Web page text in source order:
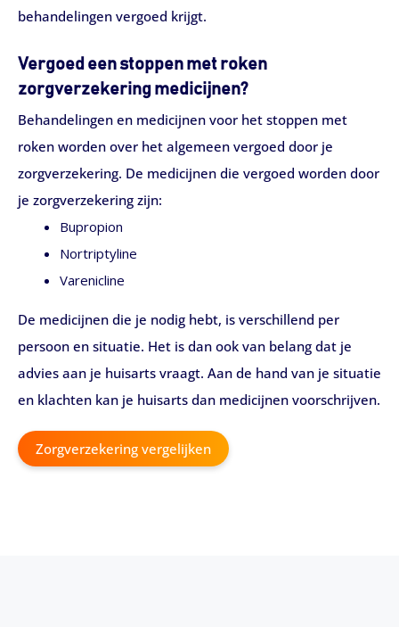
behandelingen vergoed krijgt.
Vergoed een stoppen met roken
zorgverzekering medicijnen?
Behandelingen en medicijnen voor het stoppen met
roken worden over het algemeen vergoed door je
zorgverzekering. De medicijnen die vergoed worden door
je zorgverzekering zijn:
Bupropion
Nortriptyline
Varenicline
De medicijnen die je nodig hebt, is verschillend per
persoon en situatie. Het is dan ook van belang dat je
advies aan je huisarts vraagt. Aan de hand van je situatie
en klachten kan je huisarts dan medicijnen voorschrijven.
Zorgverzekering vergelijken